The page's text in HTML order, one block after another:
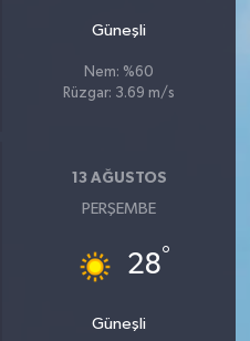
Güneşli
Nem: %60
Rüzgar: 3.69 m/s
13 AĞUSTOS
PERŞEMBE
28°
Güneşli